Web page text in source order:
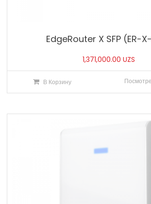
EdgeRouter X SFP (ER-
1,371,000.00 UZS
В Корзину